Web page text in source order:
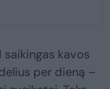
kavos
per dieną –